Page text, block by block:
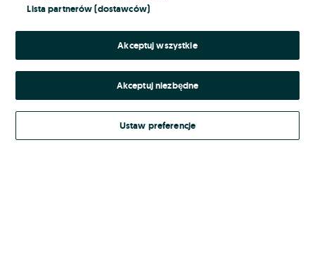
Kontynuując za pośrednictwem jednego z dostawców wskazanych powyżej,
Regulamin serwisu OLX.pl w jego aktualnym brzmieniu.
Lista partnerów (dostawców)
Akceptuj wszystkie
Akceptuj niezbędne
Ustaw preferencje